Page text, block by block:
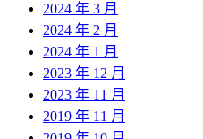
2024 年 3 月
2024 年 2 月
2024 年 1 月
2023 年 12 月
2023 年 11 月
2019 年 11 月